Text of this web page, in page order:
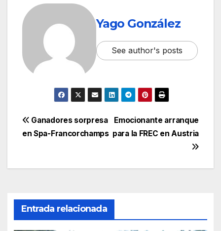
Yago González
See author's posts
Emocionante arranque
para la FREC en Austria
Ganadores sorpresa
en Spa-Francorchamps
Entrada relacionada